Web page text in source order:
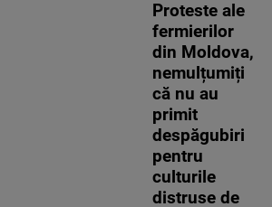
Proteste ale
fermierilor
din Moldova,
nemulțumiți
că nu au
primit
despăgubiri
pentru
culturile
distruse de